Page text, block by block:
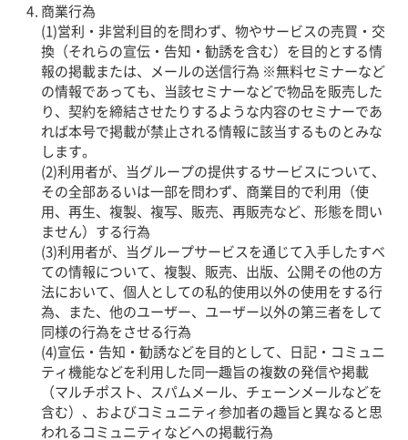
商業行為
(1)営利・非営利目的を問わず、物やサービスの売買・交
換（それらの宣伝・告知・勧誘を含む）を目的とする情
報の掲載または、メールの送信行為 ※無料セミナーなど
の情報であっても、当該セミナーなどで物品を販売した
り、契約を締結させたりするような内容のセミナーであ
れば本号で掲載が禁止される情報に該当するものとみな
します。
(2)利用者が、当グループの提供するサービスについて、
その全部あるいは一部を問わず、商業目的で利用（使
用、再生、複製、複写、販売、再販売など、形態を問い
ません）する行為
(3)利用者が、当グループサービスを通じて入手したすべ
ての情報について、複製、販売、出版、公開その他の方
法において、個人としての私的使用以外の使用をする行
為、また、他のユーザー、ユーザー以外の第三者をして
同様の行為をさせる行為
(4)宣伝・告知・勧誘などを目的として、日記・コミュニ
ティ機能などを利用した同一趣旨の複数の発信や掲載
（マルチポスト、スパムメール、チェーンメールなどを
含む）、およびコミュニティ参加者の趣旨と異なると思
われるコミュニティなどへの掲載行為